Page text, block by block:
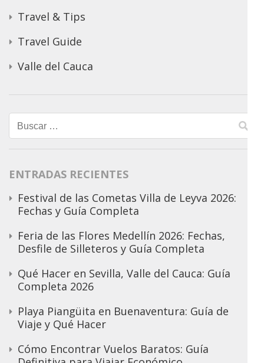
Travel & Tips
Travel Guide
Valle del Cauca
Buscar:
ENTRADAS RECIENTES
Festival de las Cometas Villa de Leyva 2026:
Fechas y Guía Completa
Feria de las Flores Medellín 2026: Fechas,
Desfile de Silleteros y Guía Completa
Qué Hacer en Sevilla, Valle del Cauca: Guía
Completa 2026
Playa Piangüita en Buenaventura: Guía de
Viaje y Qué Hacer
Cómo Encontrar Vuelos Baratos: Guía